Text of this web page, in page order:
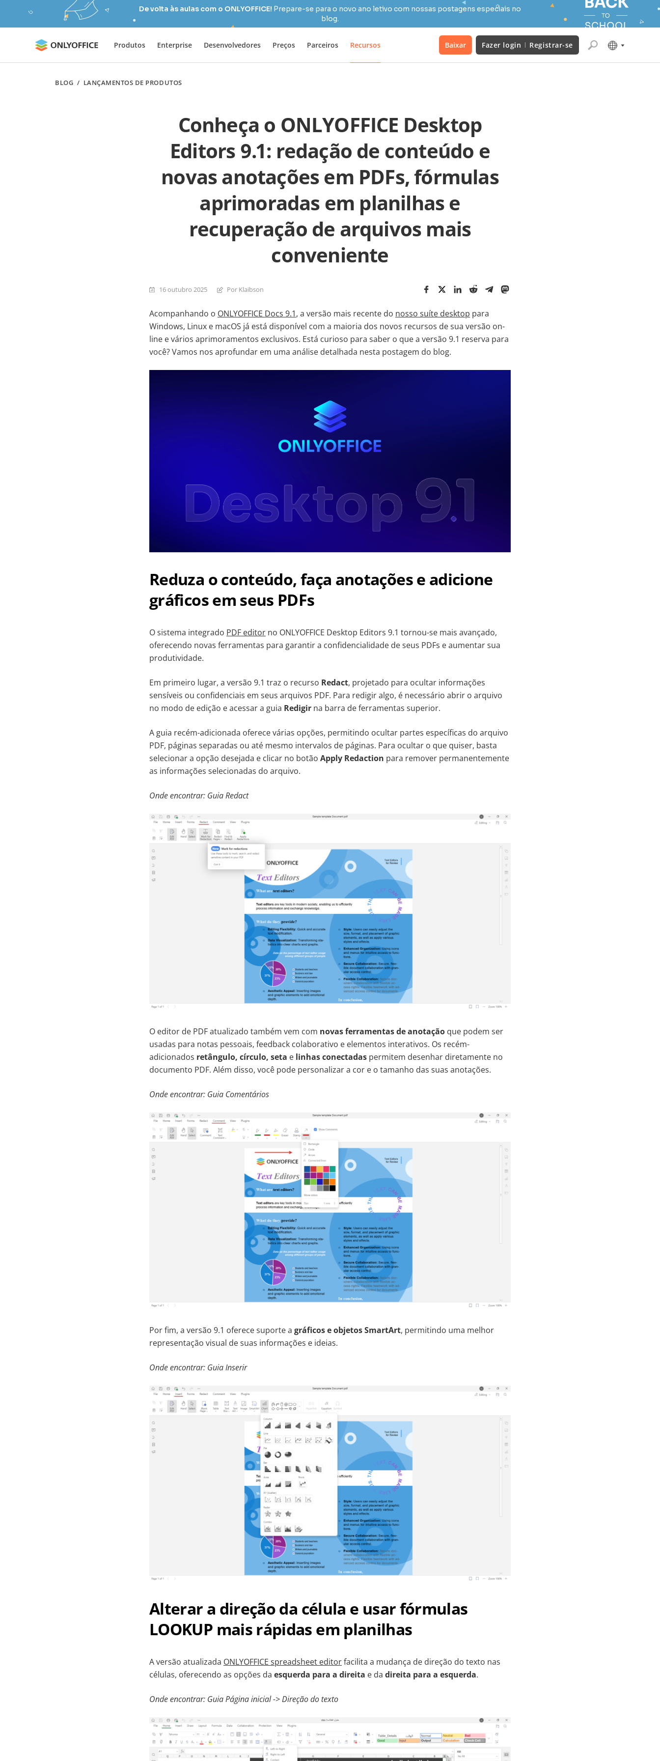
De volta às aulas com o ONLYOFFICE! Prepare-se para o novo ano letivo com nossas postagens especiais no
blog.
Produtos Enterprise Desenvolvedores Preços Parceiros Recursos Baixar Fazer login Registrar-se
BLOG / LANÇAMENTOS DE PRODUTOS
Conheça o ONLYOFFICE Desktop
Editors 9.1: redação de conteúdo e
novas anotações em PDFs, fórmulas
aprimoradas em planilhas e
recuperação de arquivos mais
conveniente
16 outubro 2025 Por Klaibson
Acompanhando o ONLYOFFICE Docs 9.1, a versão mais recente do nosso suíte desktop para
Windows, Linux e macOS já está disponível com a maioria dos novos recursos de sua versão on-
line e vários aprimoramentos exclusivos. Está curioso para saber o que a versão 9.1 reserva para
você? Vamos nos aprofundar em uma análise detalhada nesta postagem do blog.
Reduza o conteúdo, faça anotações e adicione
gráficos em seus PDFs
O sistema integrado PDF editor no ONLYOFFICE Desktop Editors 9.1 tornou-se mais avançado,
oferecendo novas ferramentas para garantir a confidencialidade de seus PDFs e aumentar sua
produtividade.
Em primeiro lugar, a versão 9.1 traz o recurso Redact, projetado para ocultar informações
sensíveis ou confidenciais em seus arquivos PDF. Para redigir algo, é necessário abrir o arquivo
no modo de edição e acessar a guia Redigir na barra de ferramentas superior.
A guia recém-adicionada oferece várias opções, permitindo ocultar partes específicas do arquivo
PDF, páginas separadas ou até mesmo intervalos de páginas. Para ocultar o que quiser, basta
selecionar a opção desejada e clicar no botão Apply Redaction para remover permanentemente
as informações selecionadas do arquivo.
Onde encontrar: Guia Redact
O editor de PDF atualizado também vem com novas ferramentas de anotação que podem ser
usadas para notas pessoais, feedback colaborativo e elementos interativos. Os recém-
adicionados retângulo, círculo, seta e linhas conectadas permitem desenhar diretamente no
documento PDF. Além disso, você pode personalizar a cor e o tamanho das suas anotações.
Onde encontrar: Guia Comentários
Por fim, a versão 9.1 oferece suporte a gráficos e objetos SmartArt, permitindo uma melhor
representação visual de suas informações e ideias.
Onde encontrar: Guia Inserir
Alterar a direção da célula e usar fórmulas
LOOKUP mais rápidas em planilhas
A versão atualizada ONLYOFFICE spreadsheet editorfacilita a mudança de direção do texto nas
células, oferecendo as opções da esquerda para a direita e da direita para a esquerda.
Onde encontrar: Guia Página inicial -> Direção do texto